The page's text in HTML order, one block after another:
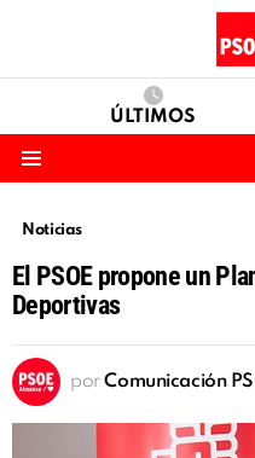
ÚLTIMOS
Noticias
El PSOE propone un
Deportivas
por Comunicación